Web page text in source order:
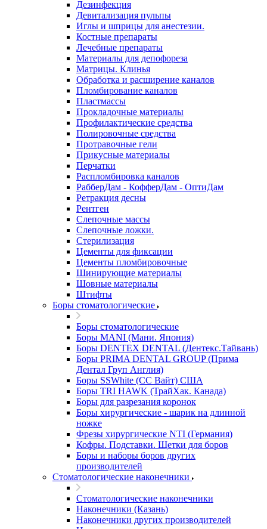
Дезинфекция
Девитализация пульпы
Иглы и шприцы для анестезии.
Костные препараты
Лечебные препараты
Материалы для депофореза
Матрицы. Клинья
Обработка и расширение каналов
Пломбирование каналов
Пластмассы
Прокладочные материалы
Профилактические средства
Полировочные средства
Протравочные гели
Прикусные материалы
Перчатки
Распломбировка каналов
РабберДам - КофферДам - ОптиДам
Ретракция десны
Рентген
Слепочные массы
Слепочные ложки.
Стерилизация
Цементы для фиксации
Цементы пломбировочные
Шинирующие материалы
Шовные материалы
Штифты
Боры стоматологические
Боры стоматологические
Боры MANI (Мани. Япония)
Боры DENTEX DENTAL (Дентекс.Тайвань)
Боры PRIMA DENTAL GROUP (Прима
Дентал Груп Англия)
Боры SSWhite (СС Вайт) США
Боры TRI HAWK (ТрайХак. Канада)
Боры для разрезания коронок
Боры хирургические - шарик на длинной
ножке
Фрезы хирургические NTI (Германия)
Кофры. Подставки. Щетки для боров
Боры и наборы боров других
производителей
Стоматологические наконечники
Стоматологические наконечники
Наконечники (Казань)
Наконечники других производителей